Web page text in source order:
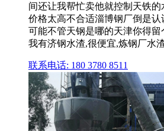
间还让我帮忙卖他就控制天铁
价格太高不合适淄博钢厂倒是
可能不管天钢是哪的天津你得
我有济钢水渣,很便宜,炼钢厂水
联系电话: 180 3780 8511